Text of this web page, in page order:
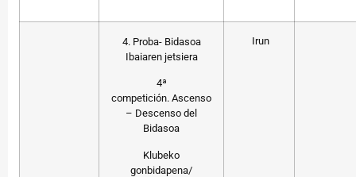
4. Proba- Bidasoa
Ibaiaren jetsiera
4ª
competición. Ascenso
– Descenso del
Bidasoa
Klubeko
gonbidapena/
Irun